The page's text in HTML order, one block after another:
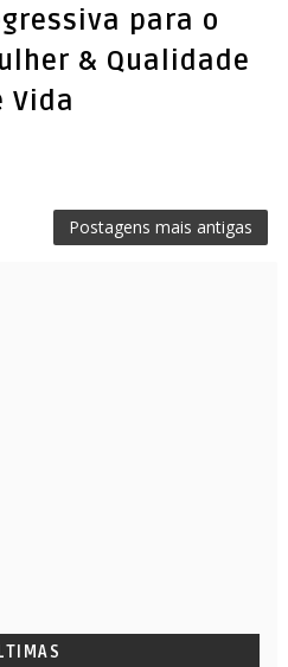
para o
& Qualidade
Vida
Postagens mais antigas